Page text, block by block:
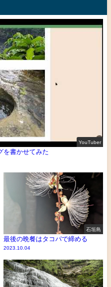
YouTuber
を書かせてみた
石垣島
最後の晩餐はタコパで締める
2023.10.04